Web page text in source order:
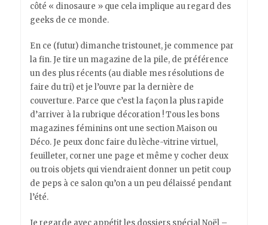
côté « dinosaure » que cela implique au regard des
geeks de ce monde.
En ce (futur) dimanche tristounet, je commence par
la fin. Je tire un magazine de la pile, de préférence
un des plus récents (au diable mes résolutions de
faire du tri) et je l’ouvre par la dernière de
couverture. Parce que c’est la façon la plus rapide
d’arriver à la rubrique décoration ! Tous les bons
magazines féminins ont une section Maison ou
Déco. Je peux donc faire du lèche-vitrine virtuel,
feuilleter, corner une page et même y cocher deux
ou trois objets qui viendraient donner un petit coup
de peps à ce salon qu’on a un peu délaissé pendant
l’été.
Je regarde avec appétit les dossiers spécial Noël –